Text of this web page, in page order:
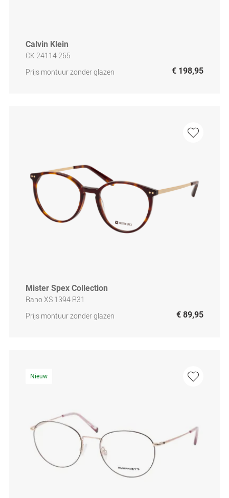
Calvin Klein
CK 24114 265
Prijs montuur zonder glazen
€ 198,95
Mister Spex Collection
Rano XS 1394 R31
Prijs montuur zonder glazen
€ 89,95
Nieuw